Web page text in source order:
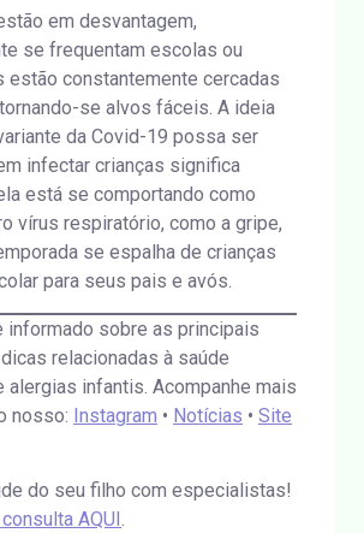
em desvantagem,
se frequentam escolas ou
estão constantemente cercadas
se alvos fáceis. A ideia
da Covid-19 possa ser
infectar crianças significa
está se comportando como
vírus respiratório, como a gripe,
se espalha de crianças
para seus pais e avós.
informado sobre as principais
relacionadas à saúde
alergias infantis. Acompanhe mais
nosso: Instagram • Notícias • Site
do seu filho com especialistas!
AQUI .